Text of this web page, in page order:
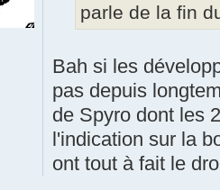
parle de la fin
Bah si les
pas depuis
de Spyro dont les
l'indication sur la
ont tout à fait le